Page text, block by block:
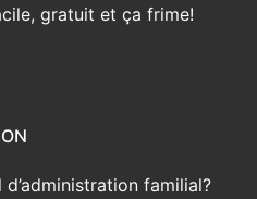
gratuit et ça frime!
familial?